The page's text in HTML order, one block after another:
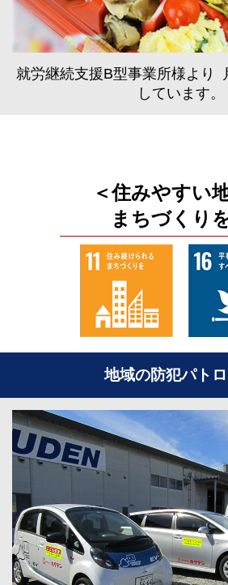
就労継続支援B型事業所様より
しています。
＜住みやすい
まちづくり
地域の防犯パト